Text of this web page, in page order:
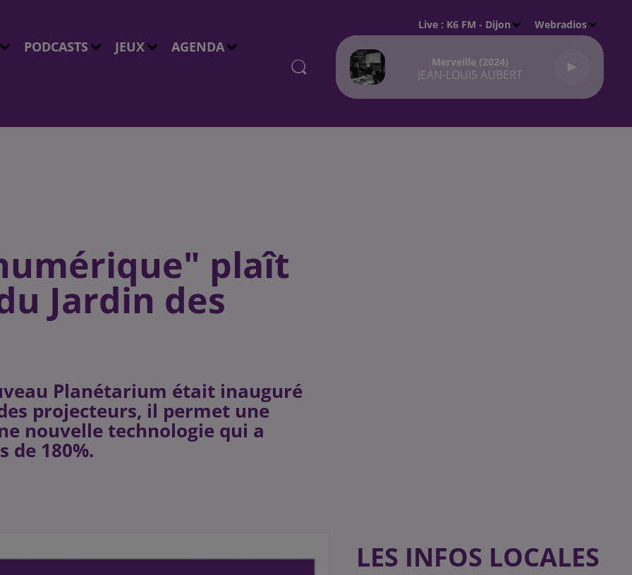
PODCASTS JEUX AGENDA
Live : K6 FM - Dijon Webradios
Merveille (2024)
JEAN-LOUIS AUBERT
plaît
Jardin des
Planétarium était inauguré
projecteurs, il permet une
nouvelle technologie qui a
LES INFOS LOCALES